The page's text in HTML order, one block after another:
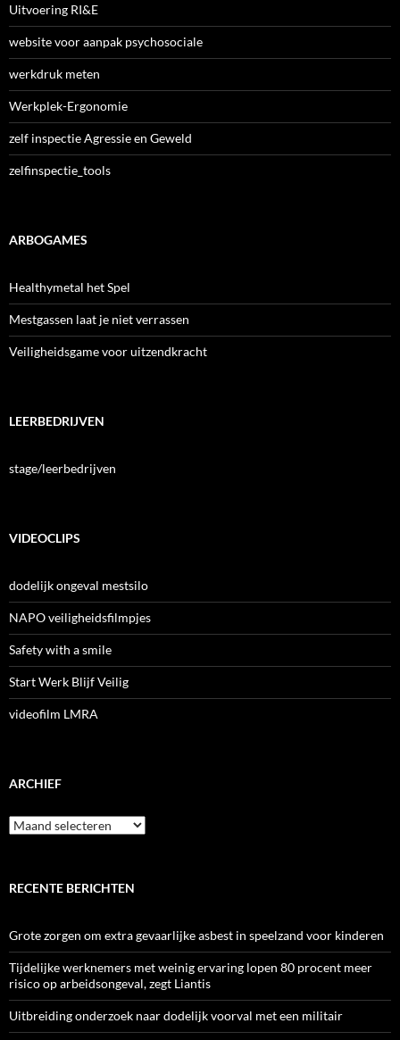
Uitvoering RI&E
website voor aanpak psychosociale
werkdruk meten
Werkplek-Ergonomie
zelf inspectie Agressie en Geweld
zelfinspectie_tools
ARBOGAMES
Healthymetal het Spel
Mestgassen laat je niet verrassen
Veiligheidsgame voor uitzendkracht
LEERBEDRIJVEN
stage/leerbedrijven
VIDEOCLIPS
dodelijk ongeval mestsilo
NAPO veiligheidsfilmpjes
Safety with a smile
Start Werk Blijf Veilig
videofilm LMRA
ARCHIEF
Archief
RECENTE BERICHTEN
Grote zorgen om extra gevaarlijke asbest in speelzand voor kinderen
Tijdelijke werknemers met weinig ervaring lopen 80 procent meer
risico op arbeidsongeval, zegt Liantis
Uitbreiding onderzoek naar dodelijk voorval met een militair